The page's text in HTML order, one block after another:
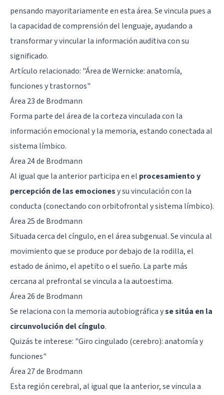
pensando mayoritariamente en esta área. Se vincula pues a
la capacidad de comprensión del lenguaje, ayudando a
transformar y vincular la información auditiva con su
significado.
Artículo relacionado: "Área de Wernicke: anatomía,
funciones y trastornos"
Área 23 de Brodmann
Forma parte del área de la corteza vinculada con la
información emocional y la memoria, estando conectada al
sistema límbico.
Área 24 de Brodmann
Al igual que la anterior participa en el procesamiento y
percepción de las emocionesy su vinculación con la
conducta (conectando con orbitofrontal y sistema límbico).
Área 25 de Brodmann
Situada cerca del cíngulo, en el área subgenual. Se vincula al
movimiento que se produce por debajo de la rodilla, el
estado de ánimo, el apetito o el sueño. La parte más
cercana al prefrontal se vincula a la autoestima.
Área 26 de Brodmann
Se relaciona con la memoria autobiográfica yse sitúa en la
circunvolución del cíngulo.
Quizás te interese: "Giro cingulado (cerebro): anatomía y
funciones"
Área 27 de Brodmann
Esta región cerebral, al igual que la anterior, se vincula a